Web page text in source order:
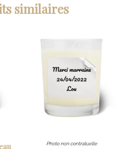
similaires